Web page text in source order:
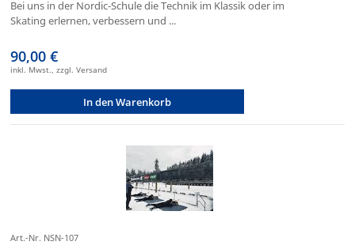
Bei uns in der Nordic-Schule die Technik im Klassik oder im
Skating erlernen, verbessern und ...
90,00 €
inkl. Mwst., zzgl. Versand
In den Warenkorb
Art.-Nr. NSN-107